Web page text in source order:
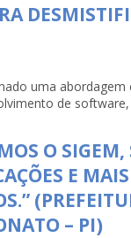
uma abordagem
de software,
O
E
– PI)